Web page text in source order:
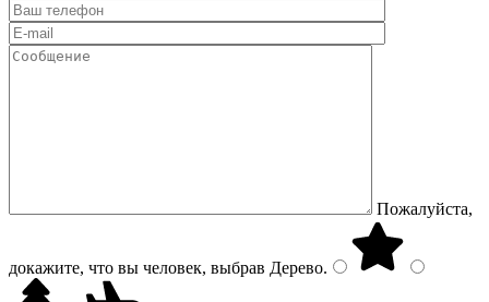
Пожалуйста,
докажите, что вы человек, выбрав Дерево.